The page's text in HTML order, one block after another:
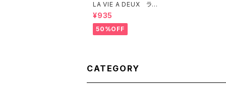
LA VIE A DEUX ラヴ
ィアドゥ くじゃくプリン
ト ショーツ（サルビア
ブルー）Mサイズ 618
9 送料無料
¥935
50%OFF
CATEGORY